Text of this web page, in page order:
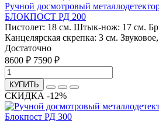
Ручной досмотровый
БЛОКПОСТ РД 200
Пистолет: 18 см. Штык-нож: 17 см.
Канцелярская скрепка: 3 см.
Достаточно
8600 ₽ 7590 ₽
КУПИТЬ
СКИДКА -12%